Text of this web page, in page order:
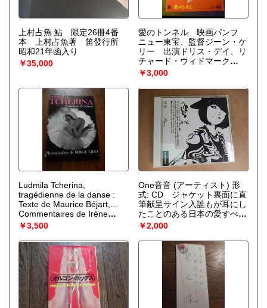
上村占魚 鮎 限定26冊4番
本 上村占魚著 笛發行所
昭和21年函入り
￥35,000
愛のトンネル 映画パンフ
ニュー東宝、監督ジーン・ケ
リー 出演ドリス・デイ、リ
チャード・ウィドマーク
1958.作
￥3,000
Ludmila Tcherina,
tragédienne de la danse :
Texte de Maurice Béjart,...
Commentaires de Irène
Lidova. Photographies de
Serge Lido フランス語版
￥3,500
One音音 (アーティスト) 形
式: CD ジャケット裏面に直
筆献呈サイン入誰もが耳にし
たことのある日本の愛すべき
曲に英語歌詞をのせて。さら
にR＆B、ジャズ、レゲエ、
スムースジャズ等にアレンジ
され、懐かしい音が新鮮で、
耳に心地よく響きます。わた
しの渾身のファーストアルバ
ム”ONE”を、是非みなさまで
お楽しみください！（音音よ
￥2,000